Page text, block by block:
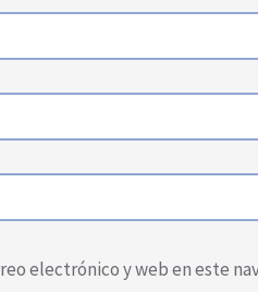
electrónico y web en este